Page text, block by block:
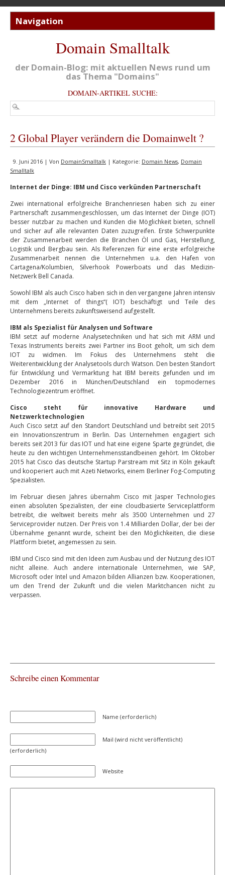
Domain Smalltalk
der Domain-Blog: mit aktuellen News rund um
das Thema "Domains"
DOMAIN-ARTIKEL SUCHE:
2 Global Player verändern die Domainwelt ?
9. Juni 2016 | Von DomainSmalltalk | Kategorie: Domain News, Domain
Smalltalk
Internet der Dinge: IBM und Cisco verkünden Partnerschaft
Zwei international erfolgreiche Branchenriesen haben sich zu einer
Partnerschaft zusammengeschlossen, um das Internet der Dinge (IOT)
besser nutzbar zu machen und Kunden die Möglichkeit bieten, schnell
und sicher auf alle relevanten Daten zuzugreifen. Erste Schwerpunkte
der Zusammenarbeit werden die Branchen Öl und Gas, Herstellung,
Logistik und Bergbau sein. Als Referenzen für eine erste erfolgreiche
Zusammenarbeit nennen die Unternehmen u.a. den Hafen von
Cartagena/Kolumbien, Silverhook Powerboats und das Medizin-
Netzwerk Bell Canada.
Sowohl IBM als auch Cisco haben sich in den vergangene Jahren intensiv
mit dem „Internet of things“( IOT) beschäftigt und Teile des
Unternehmens bereits zukunftsweisend aufgestellt.
IBM als Spezialist für Analysen und Software
IBM setzt auf moderne Analysetechniken und hat sich mit ARM und
Texas Instruments bereits zwei Partner ins Boot geholt, um sich dem
IOT zu widmen. Im Fokus des Unternehmens steht die
Weiterentwicklung der Analysetools durch Watson. Den besten Standort
für Entwicklung und Vermarktung hat IBM bereits gefunden und im
Dezember 2016 in München/Deutschland ein topmodernes
Technologiezentrum eröffnet.
Cisco steht für innovative Hardware und
Netzwerktechnologien
Auch Cisco setzt auf den Standort Deutschland und betreibt seit 2015
ein Innovationszentrum in Berlin. Das Unternehmen engagiert sich
bereits seit 2013 für das IOT und hat eine eigene Sparte gegründet, die
heute zu den wichtigen Unternehmensstandbeinen gehört. Im Oktober
2015 hat Cisco das deutsche Startup Parstream mit Sitz in Köln gekauft
und kooperiert auch mit Azeti Networks, einem Berliner Fog-Computing
Spezialisten.
Im Februar diesen Jahres übernahm Cisco mit Jasper Technologies
einen absoluten Spezialisten, der eine cloudbasierte Serviceplattform
betreibt, die weltweit bereits mehr als 3500 Unternehmen und 27
Serviceprovider nutzen. Der Preis von 1.4 Milliarden Dollar, der bei der
Übernahme genannt wurde, scheint bei den Möglichkeiten, die diese
Plattform bietet, angemessen zu sein.
IBM und Cisco sind mit den Ideen zum Ausbau und der Nutzung des IOT
nicht alleine. Auch andere internationale Unternehmen, wie SAP,
Microsoft oder Intel und Amazon bilden Allianzen bzw. Kooperationen,
um den Trend der Zukunft und die vielen Marktchancen nicht zu
verpassen.
Schreibe einen Kommentar
Name (erforderlich)
Mail (wird nicht veröffentlicht)
(erforderlich)
Website